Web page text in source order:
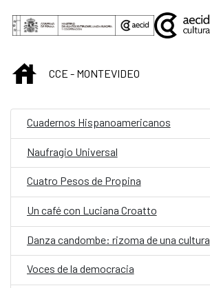
Saut au contenu principal
INICIOCCE - MONTEVIDEO
Cuadernos Hispanoamericanos
Naufragio Universal
Cuatro Pesos de Propina
Un café con Luciana Croatto
Danza candombe: rizoma de una cultura
Voces de la democracia